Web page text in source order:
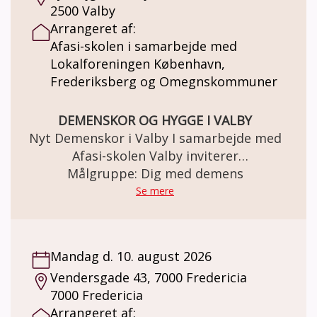
2500 Valby
Arrangeret af:
Afasi-skolen i samarbejde med
Lokalforeningen København,
Frederiksberg og Omegnskommuner
DEMENSKOR OG HYGGE I VALBY
Nyt Demenskor i Valby I samarbejde med
Afasi-skolen Valby inviterer
Alzheimerforeningens Lokalforening
København, Frederiksberg og
demens. Demenskoret mødes én gang
ugentligt MANDAG 13-15. Vi synger kendte
sange, arbejder med rytme og skaber
Målgruppe: Dig med demens
Se mere
Mandag d. 10. august 2026
Vendersgade 43, 7000 Fredericia
7000 Fredericia
Arrangeret af: